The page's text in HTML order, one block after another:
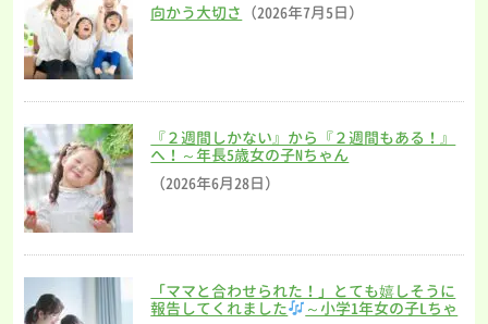
向かう大切さ （2026年7月5日）
『２週間しかない』から『２週間もある！』
へ！～年長5歳女の子Nちゃん
（2026年6月28日）
「ママと合わせられた！」とても嬉しそうに
報告してくれました
～小学1年女の子Lちゃ